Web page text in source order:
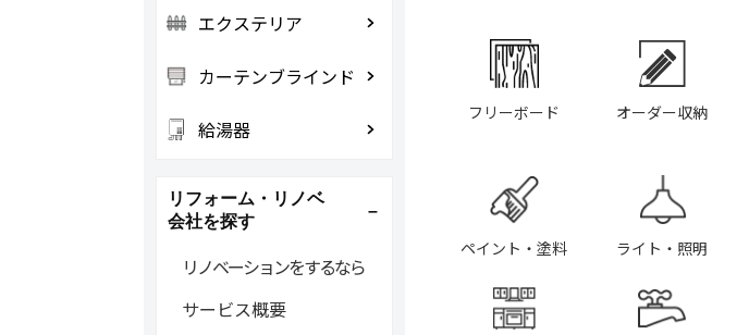
フリーボード オーダー収納
ペイント・塗料 ライト・照明
エクステリア
カーテンブラインド
給湯器
リフォーム・リノベ
会社を探す
リノベーションをするなら
サービス概要